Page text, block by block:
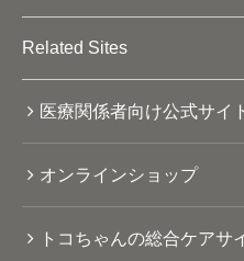
Related Sites
医療関係者向け公式サイ
オンラインショップ
トコちゃんの総合ケアサ